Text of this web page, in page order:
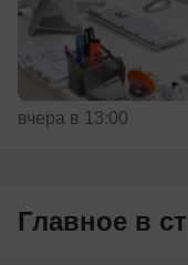
вчера в 13:00
Главное в